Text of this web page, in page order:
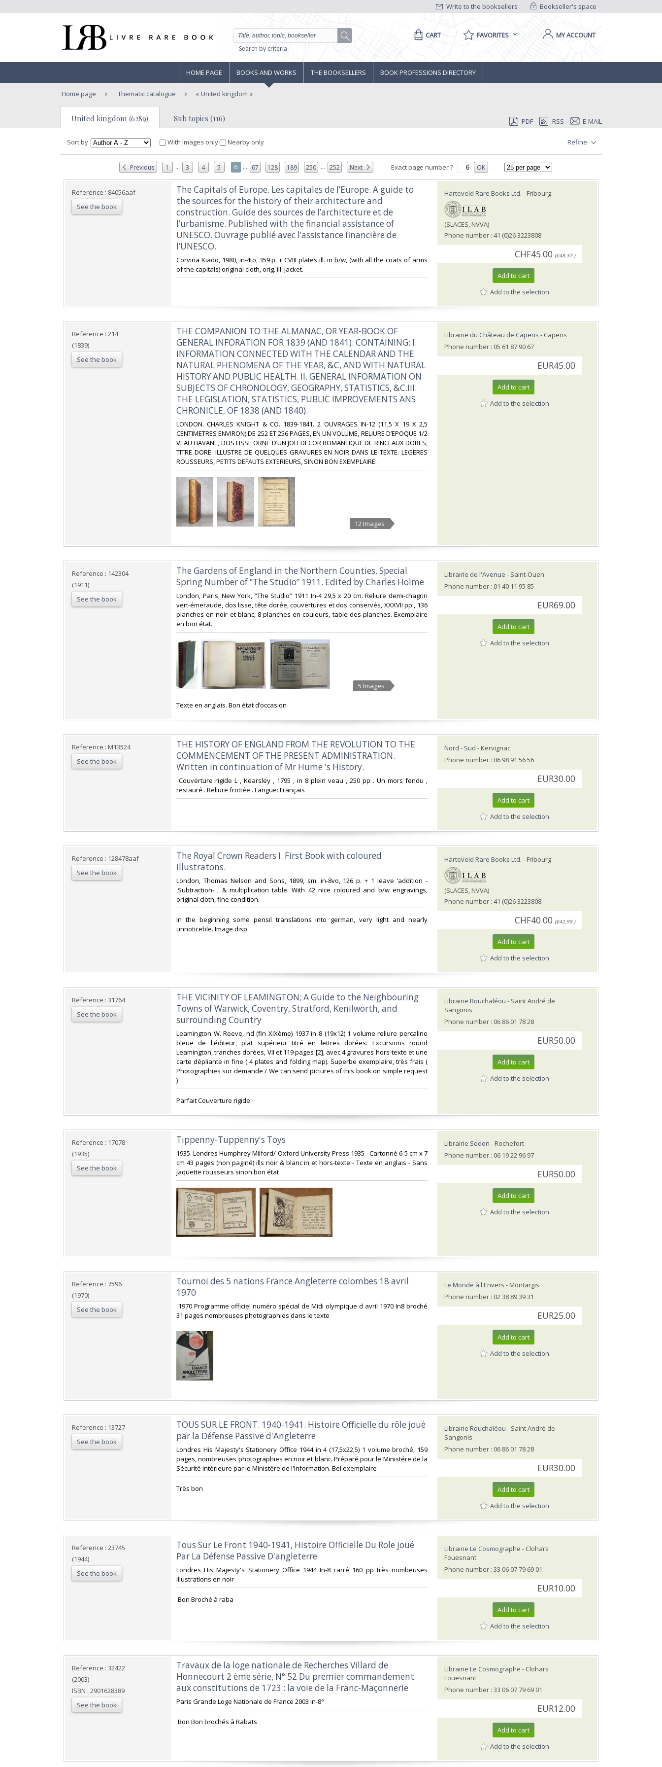
Bookseller's space
Write to the booksellers
Search by criteria
CART FAVORITES MY ACCOUNT
HOME PAGE BOOKS AND WORKS THE BOOKSELLERS BOOK PROFESSIONS DIRECTORY
Home page Thematic catalogue United kingdom
United kingdom (6289) Sub topics (116) PDF RSS E-MAIL
Sort by With images only Nearby only Refine
Previous 1 ... 3 4 5 6 ... 67 128 189 250 ... 252 Next Exact page number ? OK
Reference : 84056aaf
See the book
‎The Capitals of Europe. Les capitales de l’Europe. A guide to
the sources for the history of their architecture and
construction. Guide des sources de l’architecture et de
l’urbanisme. Published with the financial assistance of
UNESCO. Ouvrage publié avec l’assistance financière de
l’UNESCO.‎
‎Corvina Kiado, 1980, in-4to, 359 p. + CVIII plates ill. in b/w, (with all the coats of arms
of the capitals) original cloth, orig. ill. jacket.‎
Harteveld Rare Books Ltd. - Fribourg
(SLACES, NVVA)
Phone number : 41 (0)26 3223808
CHF45.00 (€48.37 )
Add to cart
Add to the selection
Reference : 214
(1839)
See the book
‎THE COMPANION TO THE ALMANAC, OR YEAR-BOOK OF
GENERAL INFORATION FOR 1839 (AND 1841). CONTAINING: I.
INFORMATION CONNECTED WITH THE CALENDAR AND THE
NATURAL PHENOMENA OF THE YEAR, &C, AND WITH NATURAL
HISTORY AND PUBLIC HEALTH. II. GENERAL INFORMATION ON
SUBJECTS OF CHRONOLOGY, GEOGRAPHY, STATISTICS, &C.III.
THE LEGISLATION, STATISTICS, PUBLIC IMPROVEMENTS ANS
CHRONICLE, OF 1838 (AND 1840).‎
‎LONDON. CHARLES KNIGHT & CO. 1839-1841. 2 OUVRAGES IN-12 (11,5 X 19 X 2,5
CENTIMETRES ENVIRON) DE 252 ET 256 PAGES, EN UN VOLUME, RELIURE D’EPOQUE 1/2
VEAU HAVANE, DOS LISSE ORNE D’UN JOLI DECOR ROMANTIQUE DE RINCEAUX DORES,
TITRE DORE. ILLUSTRE DE QUELQUES GRAVURES EN NOIR DANS LE TEXTE. LEGERES
ROUSSEURS, PETITS DEFAUTS EXTERIEURS, SINON BON EXEMPLAIRE. ‎
12 Images
Librairie du Château de Capens - Capens
Phone number : 05 61 87 90 67
EUR45.00
Add to cart
Add to the selection
Reference : 142304
(1911)
See the book
‎The Gardens of England in the Northern Counties. Special
Spring Number of “The Studio” 1911. Edited by Charles Holme‎
‎London, Paris, New York, “The Studio” 1911 In-4 29,5 x 20 cm. Reliure demi-chagrin
vert-émeraude, dos lisse, tête dorée, couvertures et dos conservés, XXXVII pp., 136
planches en noir et blanc, 8 planches en couleurs, table des planches. Exemplaire
en bon état.‎
5 Images
‎Texte en anglais. Bon état d’occasion ‎
Librairie de l'Avenue - Saint-Ouen
Phone number : 01 40 11 95 85
EUR69.00
Add to cart
Add to the selection
Reference : M13524
See the book
‎THE HISTORY OF ENGLAND FROM THE REVOLUTION TO THE
COMMENCEMENT OF THE PRESENT ADMINISTRATION.
Written in continuation of Mr Hume 's History.‎
‎ Couverture rigide L , Kearsley , 1795 , in 8 plein veau , 250 pp . Un mors fendu ,
restauré . Reliure frottée . Langue: Français ‎
Nord - Sud - Kervignac
Phone number : 06 98 91 56 56
EUR30.00
Add to cart
Add to the selection
Reference : 128478aaf
See the book
‎The Royal Crown Readers I. First Book with coloured
illustratons. ‎
‎London, Thomas Nelson and Sons, 1899, sm. in-8vo, 126 p. + 1 leave ‘addition -
,Subtraction- , & multiplication table. With 42 nice coloured and b/w engravings,
original cloth, fine condition.‎
‎In the beginning some pensil translations into german, very light and nearly
unnoticeble. Image disp.‎
Harteveld Rare Books Ltd. - Fribourg
(SLACES, NVVA)
Phone number : 41 (0)26 3223808
CHF40.00 (€42.99 )
Add to cart
Add to the selection
Reference : 31764
See the book
‎THE VICINITY OF LEAMINGTON; A Guide to the Neighbouring
Towns of Warwick, Coventry, Stratford, Kenilworth, and
surrounding Country ‎
‎Leamington W. Reeve, nd (fin XIXème) 1937 in 8 (19x12) 1 volume reliure percaline
bleue de l'éditeur, plat supérieur titré en lettres dorées: Excursions round
Leamington, tranches dorées, VII et 119 pages [2], avec 4 gravures hors-texte et une
carte dépliante in fine ( 4 plates and folding map). Superbe exemplaire, très frais (
Photographies sur demande / We can send pictures of this book on simple request
) ‎
‎Parfait Couverture rigide ‎
Librairie Rouchaléou - Saint André de
Sangonis
Phone number : 06 86 01 78 28
EUR50.00
Add to cart
Add to the selection
Reference : 17078
(1935)
See the book
‎Tippenny-Tuppenny's Toys‎
‎1935. Londres Humphrey Milford/ Oxford University Press 1935 - Cartonné 6 5 cm x 7
cm 43 pages (non paginé) ills noir & blanc in et hors-texte - Texte en anglais - Sans
jaquette rousseurs sinon bon état‎
Librairie Sedon - Rochefort
Phone number : 06 19 22 96 97
EUR50.00
Add to cart
Add to the selection
Reference : 7596
(1970)
See the book
‎Tournoi des 5 nations France Angleterre colombes 18 avril
1970‎
‎ 1970 Programme officiel numéro spécial de Midi olympique d avril 1970 In8 broché
31 pages nombreuses photographies dans le texte‎
Le Monde à l'Envers - Montargis
Phone number : 02 38 89 39 31
EUR25.00
Add to cart
Add to the selection
Reference : 13727
See the book
‎TOUS SUR LE FRONT. 1940-1941. Histoire Officielle du rôle joué
par la Défense Passive d'Angleterre ‎
‎Londres His Majesty's Stationery Office 1944 in 4 (17,5x22,5) 1 volume broché, 159
pages, nombreuses photographies en noir et blanc. Préparé pour le Ministére de la
Sécurité intérieure par le Ministére de l'Information. Bel exemplaire ‎
‎Très bon ‎
Librairie Rouchaléou - Saint André de
Sangonis
Phone number : 06 86 01 78 28
EUR30.00
Add to cart
Add to the selection
Reference : 23745
(1944)
See the book
‎Tous Sur Le Front 1940-1941, Histoire Officielle Du Role joué
Par La Défense Passive D'angleterre‎
‎Londres His Majesty's Stationery Office 1944 In-8 carré 160 pp très nombeuses
illustrations en noir‎
‎ Bon Broché à raba‎
Librairie Le Cosmographe - Clohars
Fouesnant
Phone number : 33 06 07 79 69 01
EUR10.00
Add to cart
Add to the selection
Reference : 32422
(2003)
ISBN : 2901628389
See the book
‎Travaux de la loge nationale de Recherches Villard de
Honnecourt 2 ème série, N° 52 Du premier commandement
aux constitutions de 1723 : la voie de la Franc-Maçonnerie ‎
‎Paris Grande Loge Nationale de France 2003 in-8° ‎
‎ Bon Bon brochés à Rabats‎
Librairie Le Cosmographe - Clohars
Fouesnant
Phone number : 33 06 07 79 69 01
EUR12.00
Add to cart
Add to the selection